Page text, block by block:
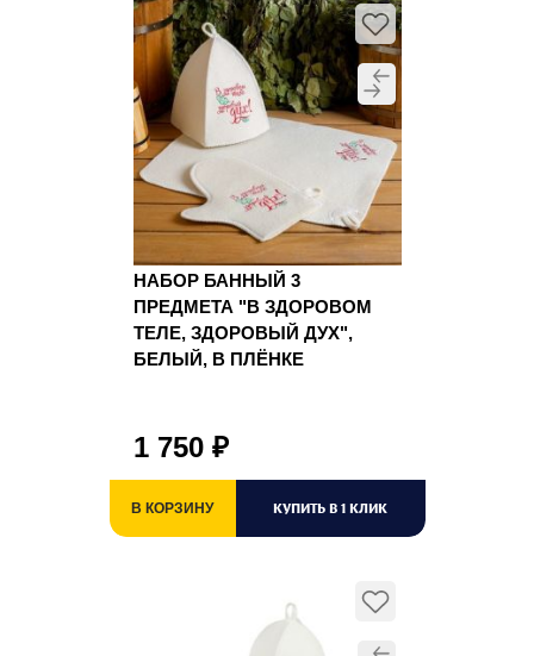
НАБОР БАННЫЙ 3
ПРЕДМЕТА "В ЗДОРОВОМ
ТЕЛЕ, ЗДОРОВЫЙ ДУХ",
БЕЛЫЙ, В ПЛЁНКЕ
1 750 ₽
В КОРЗИНУ КУПИТЬ В 1 КЛИК